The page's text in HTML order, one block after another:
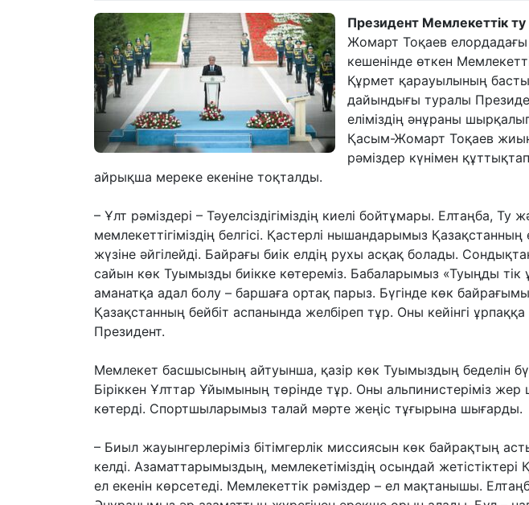
Президент Мемлекеттік
Жомарт Тоқаев
кешенінде өткен
Құрмет қарауылының
дайындығы туралы
еліміздің әнұраны
Қасым-Жомарт Тоқаев
рәміздер күнімен
айрықша мереке екеніне тоқталды.
– Ұлт рәміздері – Тәуелсіздігіміздің киелі бойтұмары. Елтаңба,
мемлекеттігіміздің белгісі. Қастерлі нышандарымыз
жүзіне әйгілейді. Байрағы биік елдің рухы асқақ болады.
сайын көк Туымызды биікке көтереміз. Бабаларымыз «Туыңды
аманатқа адал болу – баршаға ортақ парыз. Бүгінде көк
Қазақстанның бейбіт аспанында желбіреп тұр. Оны кейінгі
Президент.
Мемлекет басшысының айтуынша, қазір көк Туымыздың беделін
Біріккен Ұлттар Ұйымының төрінде тұр. Оны альпинистеріміз
көтерді. Спортшыларымыз талай мәрте жеңіс тұғырына шығарды.
– Биыл жауынгерлеріміз бітімгерлік миссиясын көк байрақтың
келді. Азаматтарымыздың, мемлекетіміздің осындай
ел екенін көрсетеді. Мемлекеттік рәміздер – ел мақтанышы.